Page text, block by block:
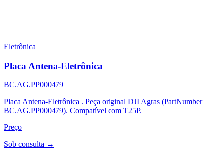
Eletrônica
Placa Antena-Eletrônica
BC.AG.PP000479
Placa Antena-Eletrônica . Peça original DJI Agras (PartNumber
BC.AG.PP000479). Compatível com T25P.
Preço
Sob consulta →